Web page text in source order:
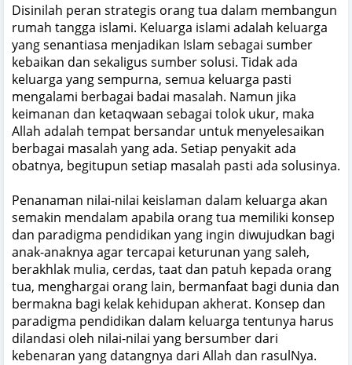
Disinilah peran strategis orang tua dalam membangun
rumah tangga islami. Keluarga islami adalah keluarga
yang senantiasa menjadikan Islam sebagai sumber
kebaikan dan sekaligus sumber solusi. Tidak ada
keluarga yang sempurna, semua keluarga pasti
mengalami berbagai badai masalah. Namun jika
keimanan dan ketaqwaan sebagai tolok ukur, maka
Allah adalah tempat bersandar untuk menyelesaikan
berbagai masalah yang ada. Setiap penyakit ada
obatnya, begitupun setiap masalah pasti ada solusinya.
Penanaman nilai-nilai keislaman dalam keluarga akan
semakin mendalam apabila orang tua memiliki konsep
dan paradigma pendidikan yang ingin diwujudkan bagi
anak-anaknya agar tercapai keturunan yang saleh,
berakhlak mulia, cerdas, taat dan patuh kepada orang
tua, menghargai orang lain, bermanfaat bagi dunia dan
bermakna bagi kelak kehidupan akherat. Konsep dan
paradigma pendidikan dalam keluarga tentunya harus
dilandasi oleh nilai-nilai yang bersumber dari
kebenaran yang datangnya dari Allah dan rasulNya.